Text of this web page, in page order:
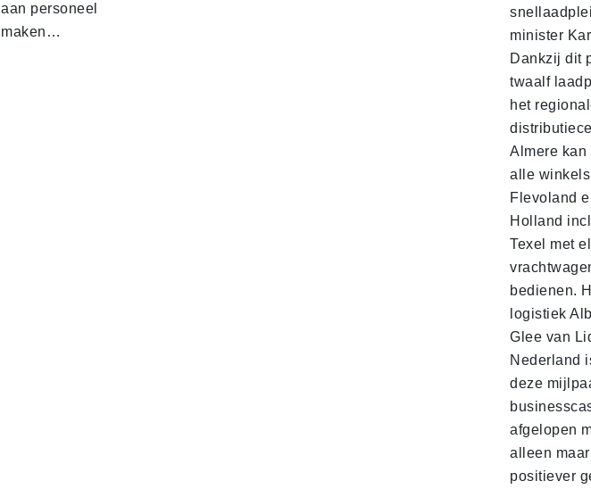
aan personeel
maken…
minister
Dankzij dit
twaalf
het
Almere
alle
Flevoland
Holland
Texel met
bedienen.
logistiek
Glee van
Nederland
deze
afgelopen
alleen maar
positiever